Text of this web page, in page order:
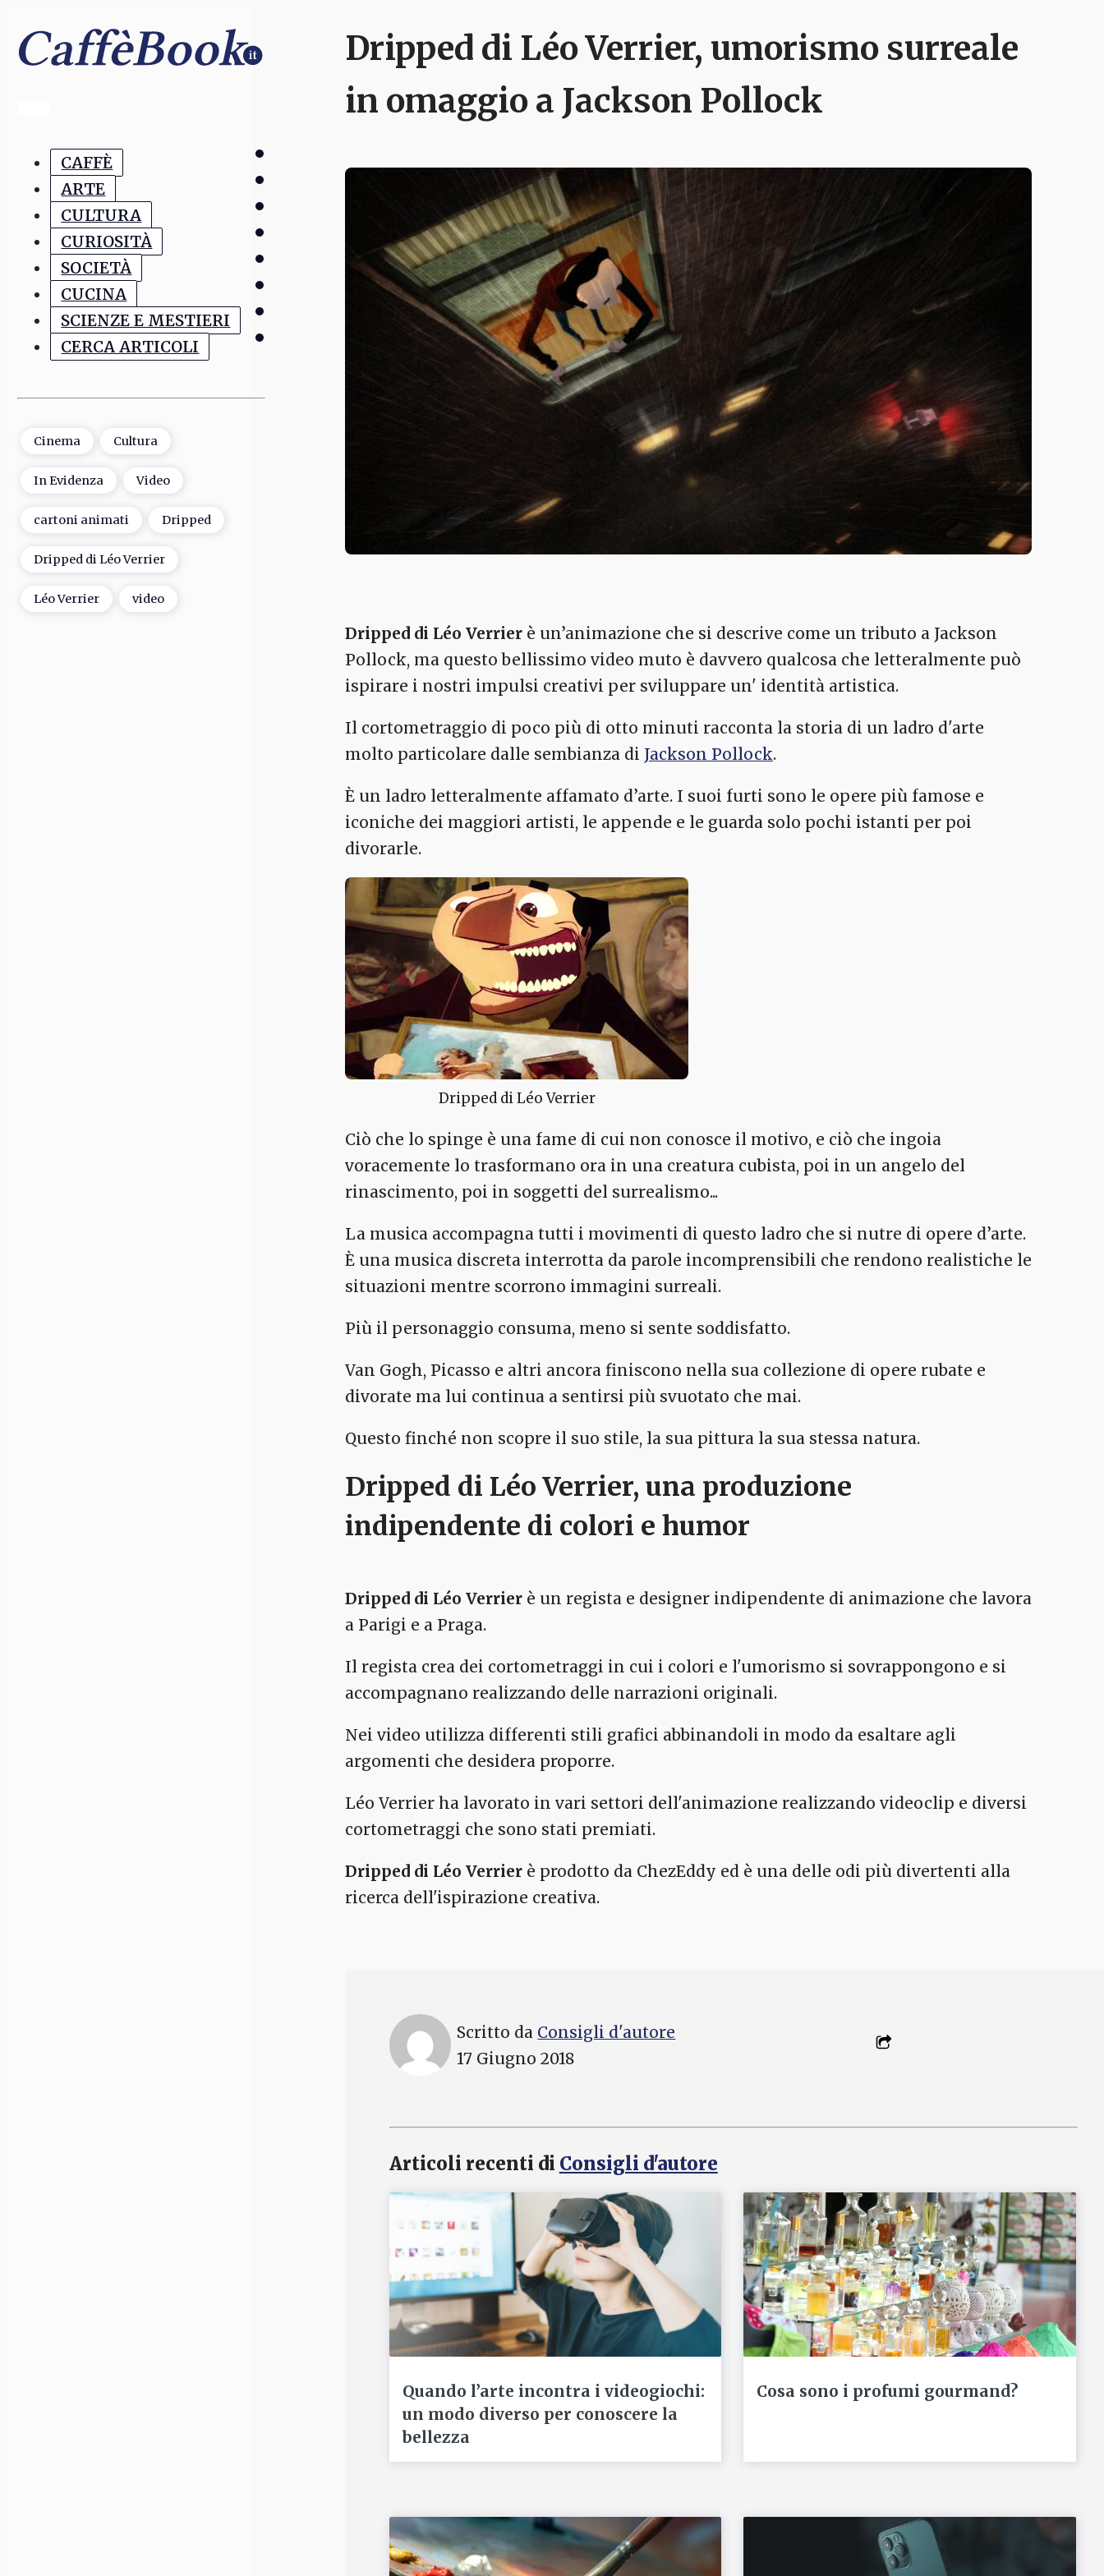
CAFFÈ
ARTE
CULTURA
CURIOSITÀ
SOCIETÀ
CUCINA
SCIENZE E MESTIERI
CERCA ARTICOLI
Cinema Cultura
In Evidenza Video
cartoni animati Dripped
Dripped di Léo Verrier
Léo Verrier video
Dripped di Léo Verrier, umorismo surreale
in omaggio a Jackson Pollock
Dripped di Léo Verrier è un’animazione che si descrive come un tributo a Jackson
Pollock, ma questo bellissimo video muto è davvero qualcosa che letteralmente può
ispirare i nostri impulsi creativi per sviluppare un' identità artistica.
Il cortometraggio di poco più di otto minuti racconta la storia di un ladro d'arte
molto particolare dalle sembianza di Jackson Pollock.
È un ladro letteralmente affamato d’arte. I suoi furti sono le opere più famose e
iconiche dei maggiori artisti, le appende e le guarda solo pochi istanti per poi
divorarle.
Dripped di Léo Verrier
Ciò che lo spinge è una fame di cui non conosce il motivo, e ciò che ingoia
voracemente lo trasformano ora in una creatura cubista, poi in un angelo del
rinascimento, poi in soggetti del surrealismo...
La musica accompagna tutti i movimenti di questo ladro che si nutre di opere d’arte.
È una musica discreta interrotta da parole incomprensibili che rendono realistiche le
situazioni mentre scorrono immagini surreali.
Più il personaggio consuma, meno si sente soddisfatto.
Van Gogh, Picasso e altri ancora finiscono nella sua collezione di opere rubate e
divorate ma lui continua a sentirsi più svuotato che mai.
Questo finché non scopre il suo stile, la sua pittura la sua stessa natura.
Dripped di Léo Verrier, una produzione
indipendente di colori e humor
Dripped di Léo Verrier è un regista e designer indipendente di animazione che lavora
a Parigi e a Praga.
Il regista crea dei cortometraggi in cui i colori e l'umorismo si sovrappongono e si
accompagnano realizzando delle narrazioni originali.
Nei video utilizza differenti stili grafici abbinandoli in modo da esaltare agli
argomenti che desidera proporre.
Léo Verrier ha lavorato in vari settori dell'animazione realizzando videoclip e diversi
cortometraggi che sono stati premiati.
Dripped di Léo Verrier è prodotto da ChezEddy ed è una delle odi più divertenti alla
ricerca dell'ispirazione creativa.
Scritto da Consigli d'autore
17 Giugno 2018
Articoli recenti di Consigli d'autore
Quando l’arte incontra i videogiochi:
un modo diverso per conoscere la
bellezza
Cosa sono i profumi gourmand?